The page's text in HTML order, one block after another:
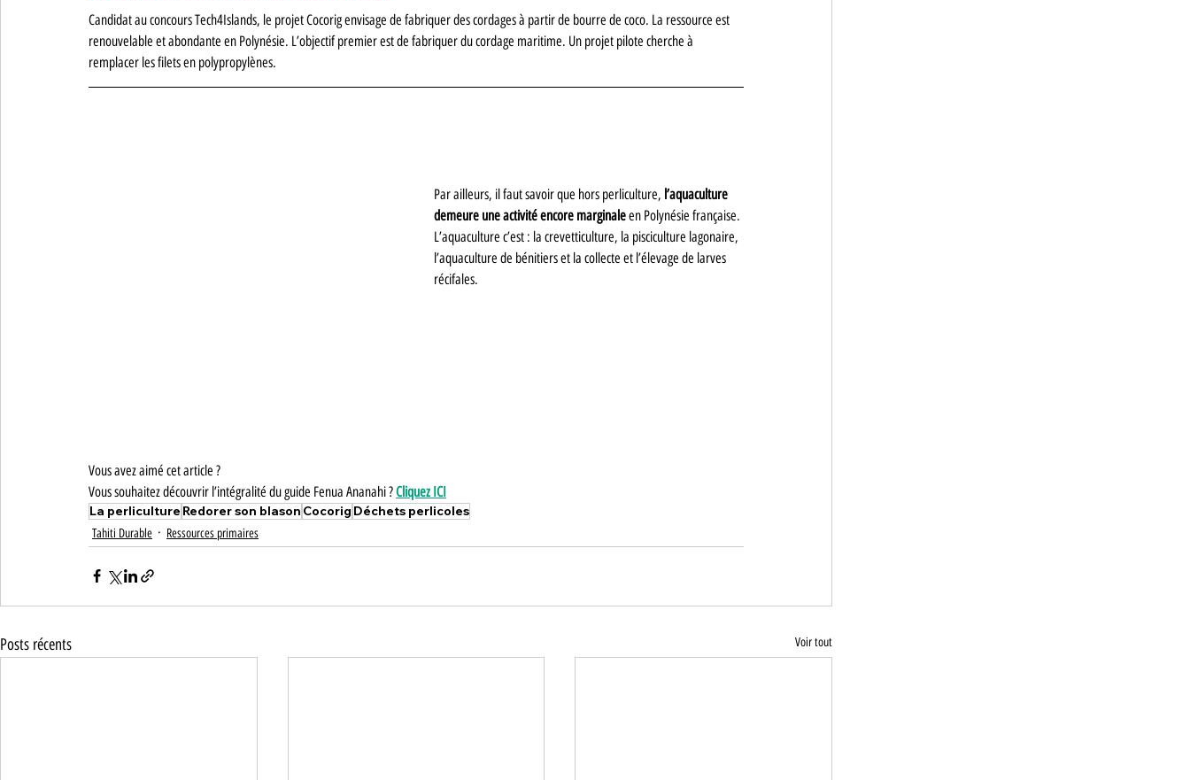
Candidat au concours Tech4Islands, le projet Cocorig envisage de fabriquer des cordages à partir de bourre de coco. La ressource est
renouvelable et abondante en Polynésie. L’objectif premier est de fabriquer du cordage maritime. Un projet pilote cherche à
remplacer les filets en polypropylènes.
Par ailleurs, il faut savoir que hors perliculture, l’aquaculture
demeure une activité encore marginale en Polynésie française.
L’aquaculture c’est : la crevetticulture, la pisciculture lagonaire,
l’aquaculture de bénitiers et la collecte et l’élevage de larves
récifales.
Vous avez aimé cet article ?
Vous souhaitez découvrir l’intégralité du guide Fenua Ananahi ? Cliquez ICI
La perliculture Redorer son blason Cocorig Déchets perlicoles
Tahiti Durable Ressources primaires
Posts récents Voir tout